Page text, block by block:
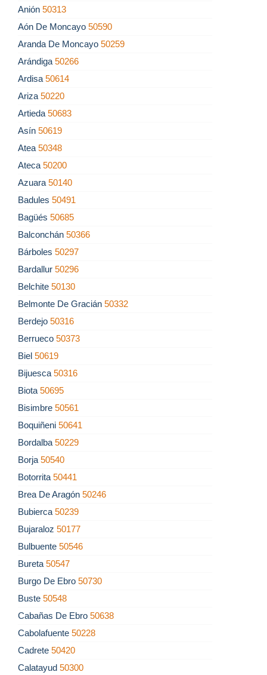
Anión 50313
Aón De Moncayo 50590
Aranda De Moncayo 50259
Arándiga 50266
Ardisa 50614
Ariza 50220
Artieda 50683
Asín 50619
Atea 50348
Ateca 50200
Azuara 50140
Badules 50491
Bagüés 50685
Balconchán 50366
Bárboles 50297
Bardallur 50296
Belchite 50130
Belmonte De Gracián 50332
Berdejo 50316
Berrueco 50373
Biel 50619
Bijuesca 50316
Biota 50695
Bisimbre 50561
Boquiñeni 50641
Bordalba 50229
Borja 50540
Botorrita 50441
Brea De Aragón 50246
Bubierca 50239
Bujaraloz 50177
Bulbuente 50546
Bureta 50547
Burgo De Ebro 50730
Buste 50548
Cabañas De Ebro 50638
Cabolafuente 50228
Cadrete 50420
Calatayud 50300